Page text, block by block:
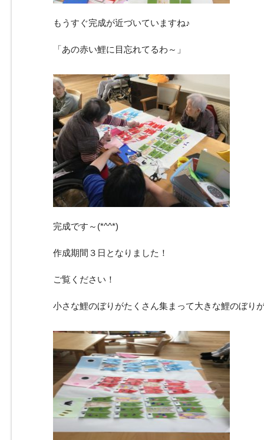
もうすぐ完成が近づいていますね♪
「あの赤い鯉に目忘れてるわ～」
完成です～(*^^*)
作成期間３日となりました！
ご覧ください！
小さな鯉のぼりがたくさん集まって大きな鯉のぼり